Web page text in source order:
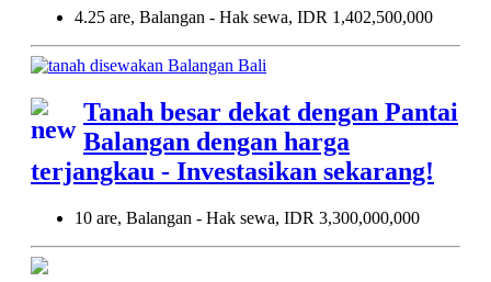
4.25 are, Balangan - Hak sewa, IDR 1,402,500,000
Tanah besar dekat dengan Pantai
Balangan dengan harga
terjangkau - Investasikan sekarang!
10 are, Balangan - Hak sewa, IDR 3,300,000,000